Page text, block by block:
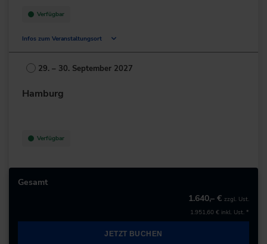
Verfügbar
Infos zum Veranstaltungsort
Deutschland
+49 211/6214-201
29. – 30. September 2027
Hamburg
Verfügbar
Gesamt
1.640,– € zzgl. Ust.
1.951,60 € inkl. Ust. *
JETZT BUCHEN